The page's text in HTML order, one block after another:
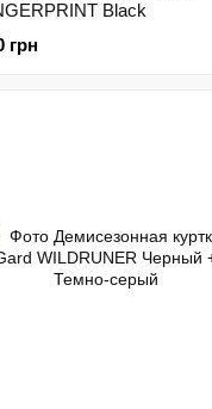
Black
грн